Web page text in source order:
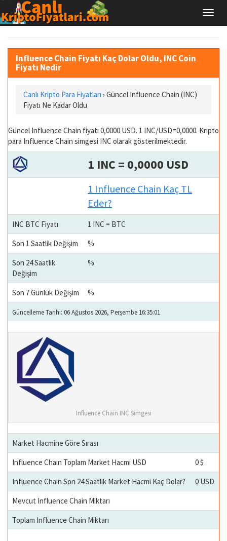
Influence Chain Fiyatı Kaç Dolar Oldu, INC Coin
Fiyatı Nedir
Canlı Kripto Para Fiyatları › Güncel Influence Chain (INC)
Fiyatı Ne Kadar Oldu
Güncel Influence Chain fiyatı 0,0000 USD. 1 INC/USD=0,0000. Kripto
para Influence Chain simgesi INC olarak gösterilmektedir.
1 INC = 0,0000 USD
1 Influence Chain Kaç TL
Eder?
INC BTC Fiyatı
1 INC = BTC
Son 1 Saatlik Değişim
%
Son 24 Saatlik
Değişim
%
Son 7 Günlük Değişim %
Güncelleme Tarihi: 06 Ağustos 2026, Perşembe 16:35:01
Influence Chain INC Simgesi
Market Hacmine Göre Sırası
Influence Chain Toplam Market Hacmi USD
0 $
Influence Chain Son 24 Saatlik Market Hacmi Kaç Dolar?
0 USD
Mevcut Influence Chain Miktarı
Toplam Influence Chain Miktarı